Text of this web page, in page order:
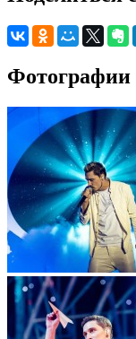
Фотографии